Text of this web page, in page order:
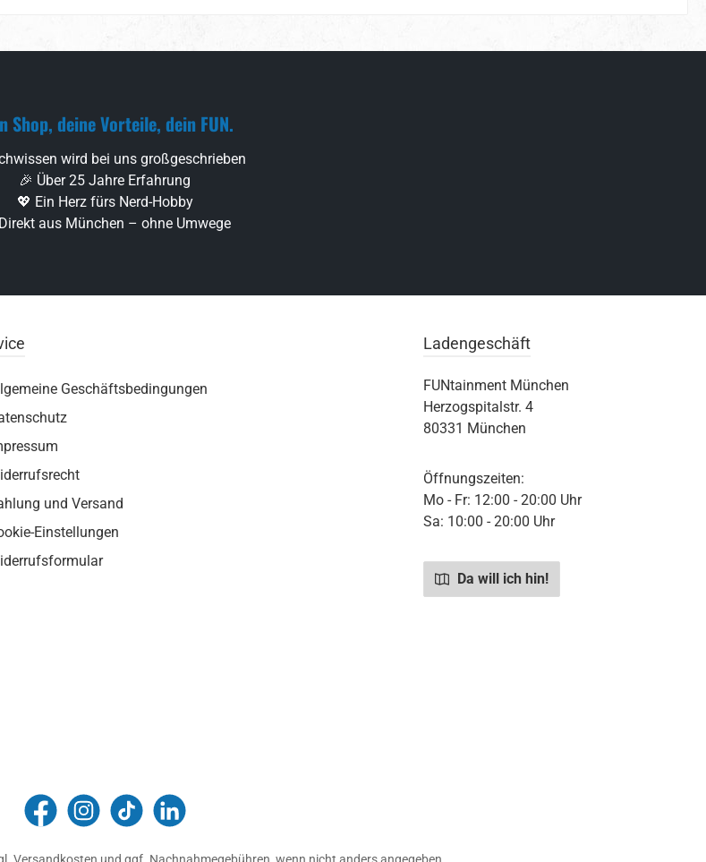
Shop, deine Vorteile, dein FUN.
wird bei uns großgeschrieben
🎉 Über 25 Jahre Erfahrung
💖 Ein Herz fürs Nerd-Hobby
aus München – ohne Umwege
Geschäftsbedingungen
und Versand
Einstellungen
Ladengeschäft
FUNtainment München
Herzogspitalstr. 4
80331 München
Öffnungszeiten:
Mo - Fr: 12:00 - 20:00 Uhr
Sa: 10:00 - 20:00 Uhr
Da will ich hin!
FUNtainment Munich
funtainment_muc
funtainment_mucFUNtainment GmbH